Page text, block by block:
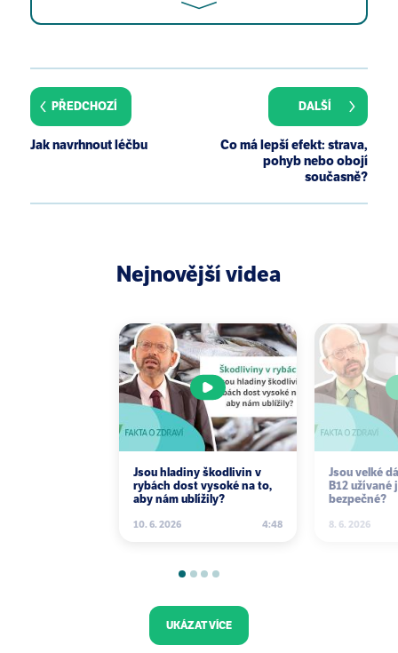
breast cancer risk factors in vivo and tumor cell
growth and apoptosis in vitro. Nutr Cancer.
Ornish D, Weidner G, Fair WR, Marlin R, Pettengill EB,
Raisin CJ, Dunn-Emke S, Crutchfield L, Jacobs FN,
Sep;174(3):1065-9; discussion 1069-70.
PŘEDCHOZÍ
Jak navrhnout léčbu
Co má lepší efekt: strava,
pohyb nebo obojí
současně?
DALŠÍ
Nejnovější videa
Jsou hladiny škodlivin v
rybách dost vysoké na to,
aby nám ublížily?
10. 6. 2026 4:48
Jsou velké
B12 užívané
bezpečné?
8. 6. 2026
UKÁZAT VÍCE